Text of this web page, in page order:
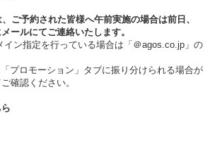
ご予約された皆様へ午前実施の場合は前日、
メールにてご連絡いたします。
ン指定を行っている場合は「＠agos.co.jp」の
プロモーション」タブに振り分けられる場合が
確認ください。